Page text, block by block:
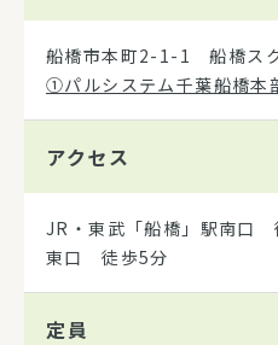
船橋市本町2-1-1 船橋スク
①パルシステム千葉船橋本
アクセス
JR・東武「船橋」駅南口
東口 徒歩5分
定員